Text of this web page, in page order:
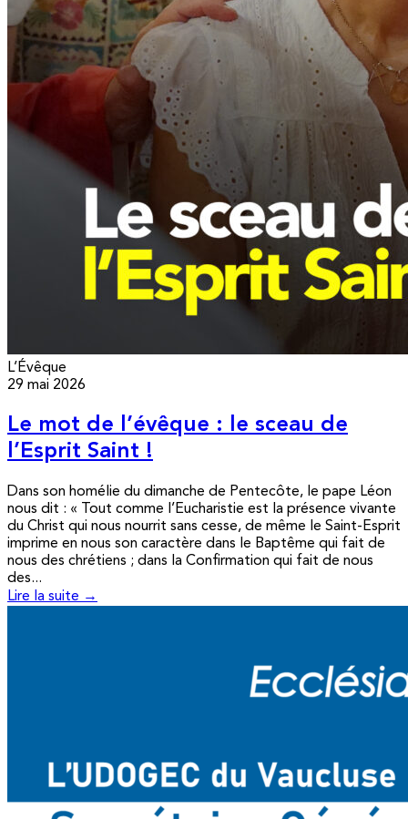
L’Évêque
29 mai 2026
Le mot de l’évêque : le sceau de
l’Esprit Saint !
Dans son homélie du dimanche de Pentecôte, le pape Léon
nous dit : « Tout comme l’Eucharistie est la présence vivante
du Christ qui nous nourrit sans cesse, de même le Saint-Esprit
imprime en nous son caractère dans le Baptême qui fait de
nous des chrétiens ; dans la Confirmation qui fait de nous
des...
Lire la suite →